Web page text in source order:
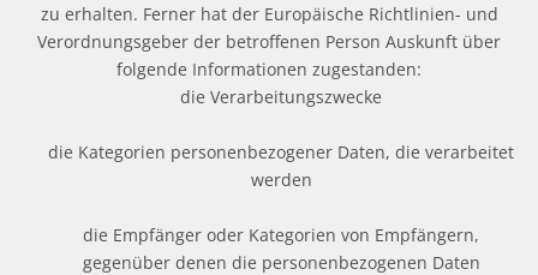
zu erhalten. Ferner hat der Europäische Richtlinien- und
Verordnungsgeber der betroffenen Person Auskunft über
folgende Informationen zugestanden:
die Verarbeitungszwecke
die Kategorien personenbezogener Daten, die verarbeitet
werden
die Empfänger oder Kategorien von Empfängern,
gegenüber denen die personenbezogenen Daten